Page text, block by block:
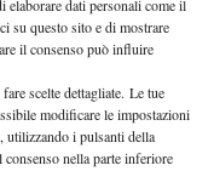
elaborare dati personali come il
su questo sito e di mostrare
il consenso può influire
scelte dettagliate. Le tue
modificare le impostazioni
utilizzando i pulsanti della
nella parte inferiore